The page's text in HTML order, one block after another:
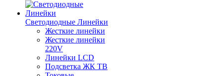
Светодиодные Линейки
Жесткие линейки
Жесткие линейки
220V
Линейки LCD
Подсветка ЖК ТВ